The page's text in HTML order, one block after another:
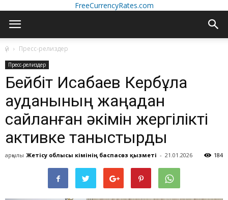
FreeCurrencyRates.com
үй Пресс-релиздер
Пресс-релиздер
Бейбіт Исабаев Кербұлақ
ауданының жаңадан
сайланған әкімін жергілікті
активке таныстырды
арқылы Жетісу облысы әкімінің баспасөз қызметі - 21.01.2026 184